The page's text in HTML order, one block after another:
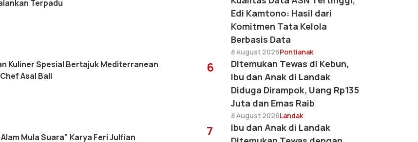
Terpadu
Kuliner Spesial Bertajuk Mediterranean
Asal Bali
Mula Suara" Karya Feri Julfian
Edi Kamtono: Hasil dari
Komitmen Tata Kelola
Berbasis Data
8 August 2026Pontianak
6
Ditemukan Tewas di Kebun,
Ibu dan Anak di Landak
Diduga Dirampok, Uang Rp135
Juta dan Emas Raib
8 August 2026Landak
7
Ibu dan Anak di Landak